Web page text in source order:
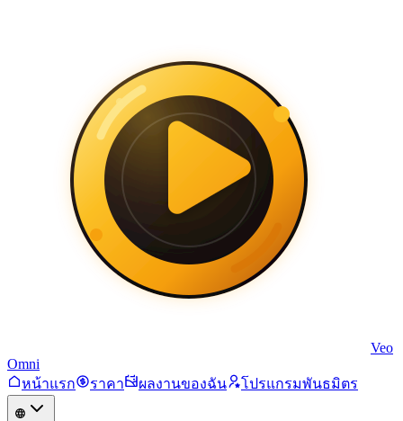
Veo
Omni
หน้าแรก
ราคา ผลงานของฉัน โปรแกรมพันธมิตร